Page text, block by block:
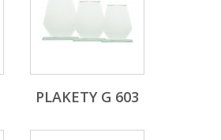
PLAKETY G 603